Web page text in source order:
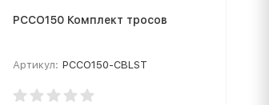
PCCO150 Комплект тросов
Артикул: PCCO150-CBLST